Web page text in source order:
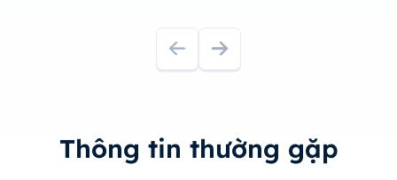
Thông tin thường gặp